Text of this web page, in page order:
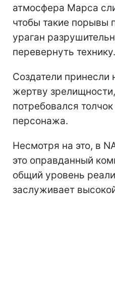
атмосфера Марса
чтобы такие порывы
ураган
перевернуть технику.
Создатели принесли
жертву
потребовался
персонажа.
Несмотря на это, в
это оправданный
общий уровень
заслуживает